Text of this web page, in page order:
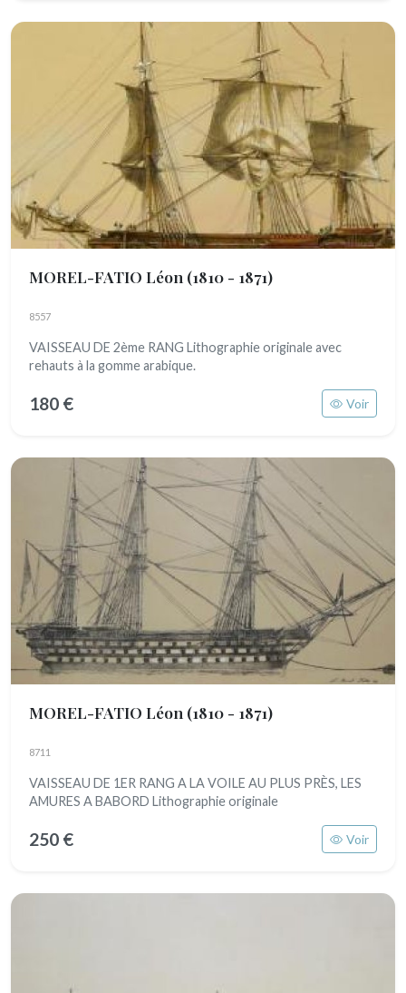
MOREL-FATIO Léon (1810 - 1871)
8557
VAISSEAU DE 2ème RANG Lithographie originale avec
rehauts à la gomme arabique.
180 € Voir
MOREL-FATIO Léon (1810 - 1871)
8711
VAISSEAU DE 1ER RANG A LA VOILE AU PLUS PRÈS, LES
AMURES A BABORD Lithographie originale
250 € Voir